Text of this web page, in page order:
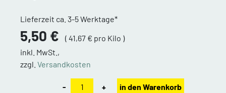
Lieferzeit ca. 3-5 Werktage*
5,50 €
( 41,67 € pro Kilo )
inkl. MwSt.,
zzgl. Versandkosten
-
+
in den Warenkorb